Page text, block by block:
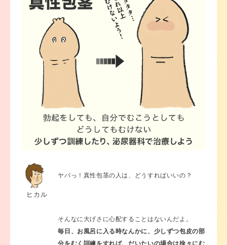
ヒカル
ヤバっ！真性包茎の人は、どうすればいいの？
そんなに大げさに心配することはないんだよ。
毎日、お風呂に入る時なんかに、少しずつ包皮の部
分をむく訓練をすれば、だいたいの場合は徐々にむ